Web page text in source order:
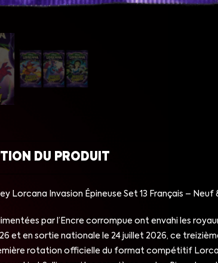
DU PRODUIT
Lorcana Invasion Épineuse Set 13 Français – Neuf
par l’Encre corrompue ont envahi les
et en sortie nationale le 24 juillet 2026, ce
rotation officielle du format compétitif